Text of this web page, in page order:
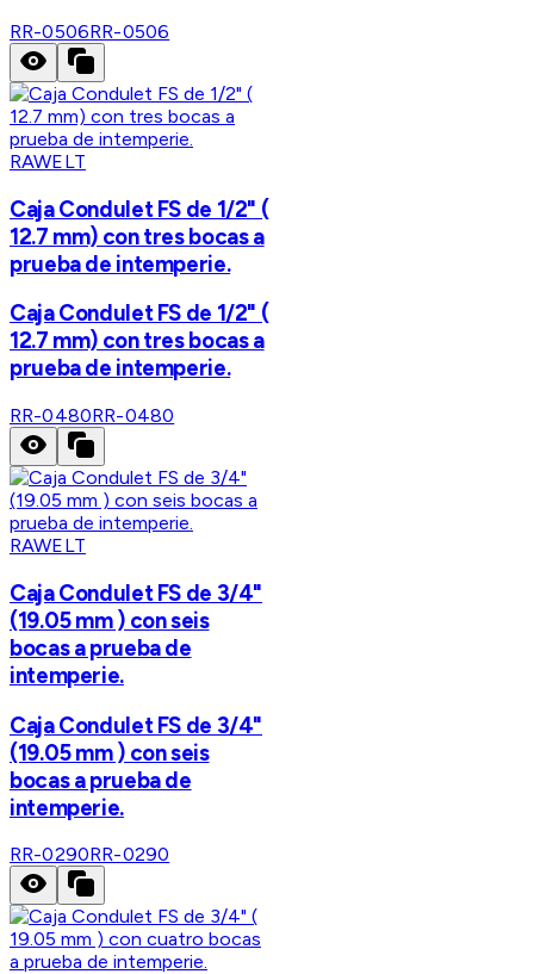
RR-0506RR-0506
RAWELT
Caja Condulet FS de 1/2" (
12.7 mm) con tres bocas a
prueba de intemperie.
Caja Condulet FS de 1/2" (
12.7 mm) con tres bocas a
prueba de intemperie.
RR-0480RR-0480
RAWELT
Caja Condulet FS de 3/4"
(19.05 mm ) con seis
bocas a prueba de
intemperie.
Caja Condulet FS de 3/4"
(19.05 mm ) con seis
bocas a prueba de
intemperie.
RR-0290RR-0290